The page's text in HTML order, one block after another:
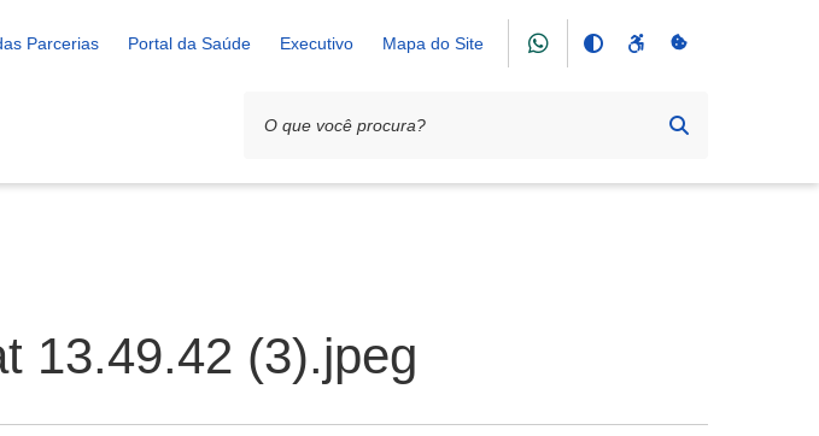
Parcerias Portal da Saúde Executivo Mapa do Site
13.49.42 (3).jpeg